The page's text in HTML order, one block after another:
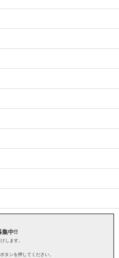
集中!!
します。
タンを押してください。